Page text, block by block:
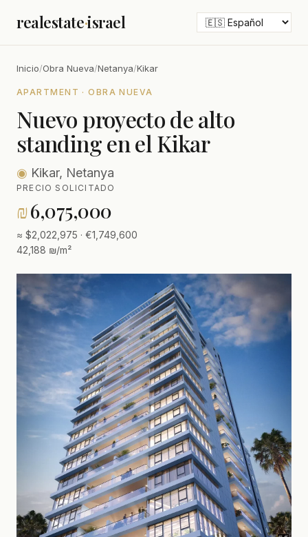
realestate·israel
Inicio/Obra Nueva/Netanya/Kikar
APARTMENT · OBRA NUEVA
Nuevo proyecto de alto
standing en el Kikar
◉ Kikar, Netanya
PRECIO SOLICITADO
₪6,075,000
≈ $2,022,975 · €1,749,600
42,188 ₪/m²